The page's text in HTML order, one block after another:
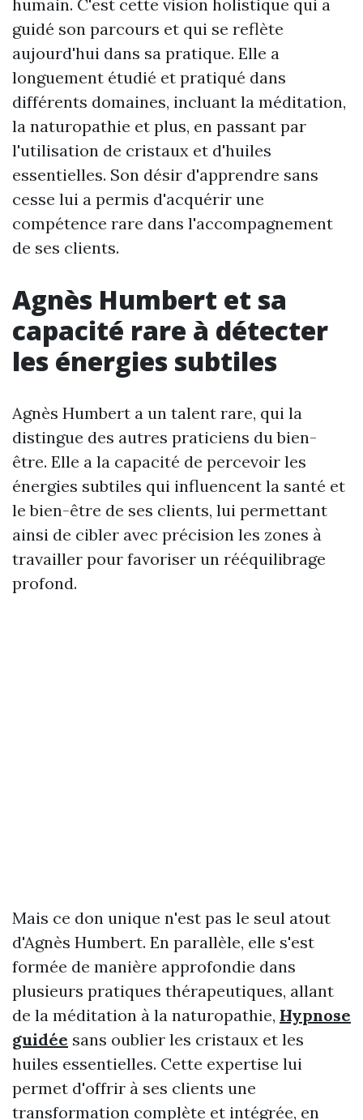
humain. C'est cette vision holistique qui a
guidé son parcours et qui se reflète
aujourd'hui dans sa pratique. Elle a
longuement étudié et pratiqué dans
différents domaines, incluant la méditation,
la naturopathie et plus, en passant par
l'utilisation de cristaux et d'huiles
essentielles. Son désir d'apprendre sans
cesse lui a permis d'acquérir une
compétence rare dans l'accompagnement
de ses clients.
Agnès Humbert et sa
capacité rare à détecter
les énergies subtiles
Agnès Humbert a un talent rare, qui la
distingue des autres praticiens du bien-
être. Elle a la capacité de percevoir les
énergies subtiles qui influencent la santé et
le bien-être de ses clients, lui permettant
ainsi de cibler avec précision les zones à
travailler pour favoriser un rééquilibrage
profond.
Mais ce don unique n'est pas le seul atout
d'Agnès Humbert. En parallèle, elle s'est
formée de manière approfondie dans
plusieurs pratiques thérapeutiques, allant
de la méditation à la naturopathie, Hypnose
guidée sans oublier les cristaux et les
huiles essentielles. Cette expertise lui
permet d'offrir à ses clients une
transformation complète et intégrée, en